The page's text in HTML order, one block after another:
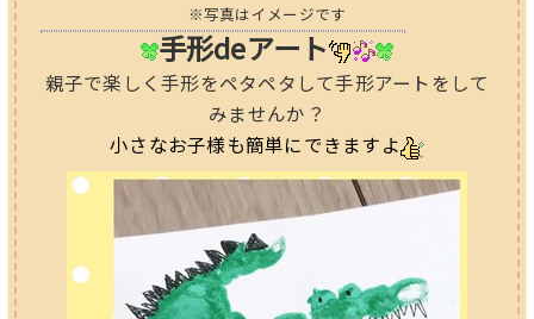
※写真はイメージです
手形deアート
親子で楽しく手形をペタペタして手形アートをして
みませんか？
小さなお子様も簡単にできますよ